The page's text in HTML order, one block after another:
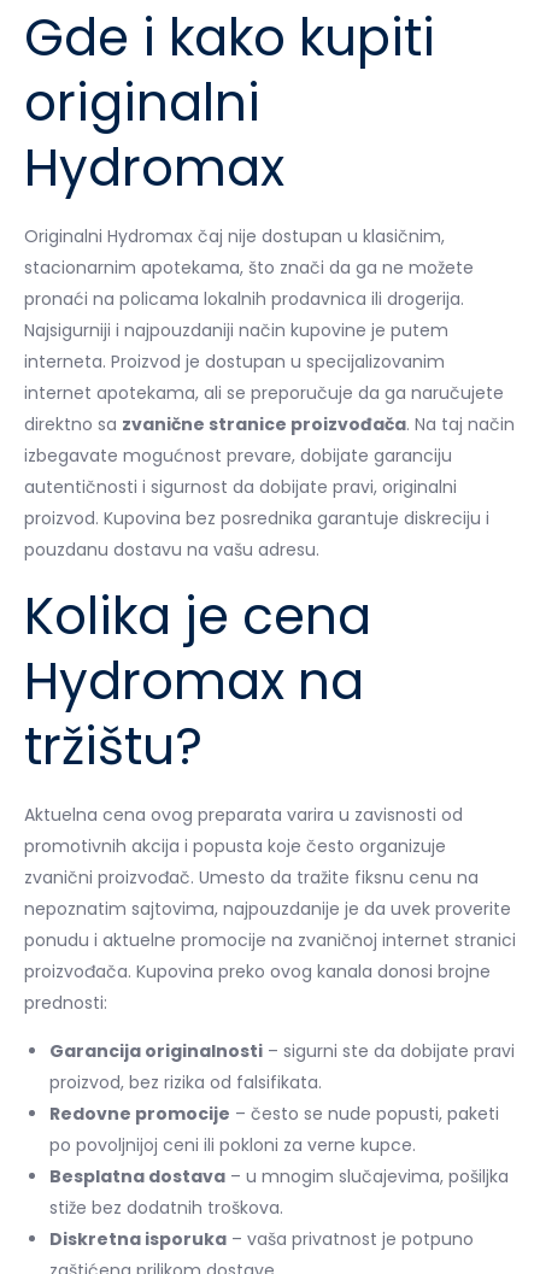
Gde i kako kupiti
originalni
Hydromax
Originalni Hydromax čaj nije dostupan u klasičnim,
stacionarnim apotekama, što znači da ga ne možete
pronaći na policama lokalnih prodavnica ili drogerija.
Najsigurniji i najpouzdaniji način kupovine je putem
interneta. Proizvod je dostupan u specijalizovanim
internet apotekama, ali se preporučuje da ga naručujete
direktno sa zvanične stranice proizvođača. Na taj način
izbegavate mogućnost prevare, dobijate garanciju
autentičnosti i sigurnost da dobijate pravi, originalni
proizvod. Kupovina bez posrednika garantuje diskreciju i
pouzdanu dostavu na vašu adresu.
Kolika je cena
Hydromax na
tržištu?
Aktuelna cena ovog preparata varira u zavisnosti od
promotivnih akcija i popusta koje često organizuje
zvanični proizvođač. Umesto da tražite fiksnu cenu na
nepoznatim sajtovima, najpouzdanije je da uvek proverite
ponudu i aktuelne promocije na zvaničnoj internet stranici
proizvođača. Kupovina preko ovog kanala donosi brojne
prednosti:
Garancija originalnosti – sigurni ste da dobijate pravi
proizvod, bez rizika od falsifikata.
Redovne promocije – često se nude popusti, paketi
po povoljnijoj ceni ili pokloni za verne kupce.
Besplatna dostava – u mnogim slučajevima, pošiljka
stiže bez dodatnih troškova.
Diskretna isporuka – vaša privatnost je potpuno